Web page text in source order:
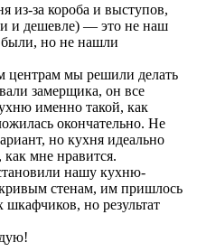
из-за короба и выступов,
и дешевле) — это не наш
но не нашли
центрам мы решили делать
замерщика, он все
именно такой, как
окончательно. Не
но кухня идеально
как мне нравится.
нашу кухню-
стенам, им пришлось
но результат